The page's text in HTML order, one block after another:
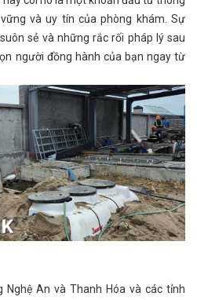
và uy tín của phòng khám. Sự
sẻ và những rắc rối pháp lý sau
người đồng hành của bạn ngay từ
Nghệ An và Thanh Hóa và các tỉnh